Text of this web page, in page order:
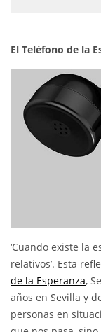
El Teléfono de la
‘Cuando existe la
relativos’. Esta
de la Esperanza,
años en Sevilla y
personas en